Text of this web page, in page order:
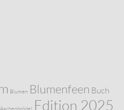
Blumen Blumenfeen Buch
Edition 2025